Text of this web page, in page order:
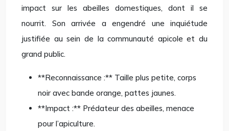
impact sur les abeilles domestiques, dont il se
nourrit. Son arrivée a engendré une inquiétude
justifiée au sein de la communauté apicole et du
grand public.
**Reconnaissance :** Taille plus petite, corps
noir avec bande orange, pattes jaunes.
**Impact :** Prédateur des abeilles, menace
pour l’apiculture.